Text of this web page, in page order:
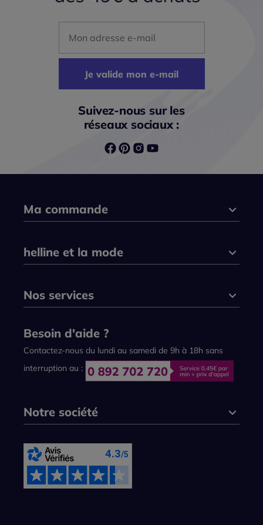
Je valide mon e-mail
Suivez-nous sur les
réseaux sociaux :
Ma commande
helline et la mode
Nos services
Besoin d'aide ?
Contactez-nous du lundi au samedi de 9h à 18h sans
interruption au :
Notre société